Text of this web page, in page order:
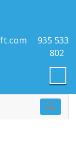
935 533
802
Toggle